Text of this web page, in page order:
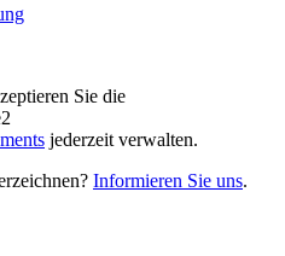
Sie die
jederzeit verwalten.
Informieren Sie uns.